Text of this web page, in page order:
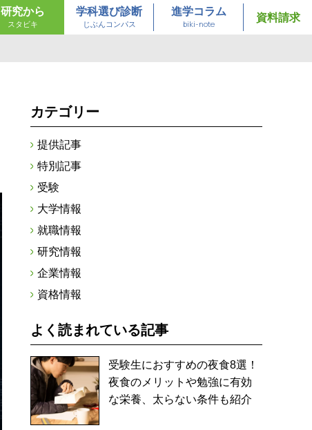
研究から
スタビキ
学科選び診断
じぶんコンパス
進学コラム
biki-note
資料請求
カテゴリー
提供記事
特別記事
受験
大学情報
就職情報
研究情報
企業情報
資格情報
よく読まれている記事
受験生におすすめの夜食8選！
夜食のメリットや勉強に有効
な栄養、太らない条件も紹介